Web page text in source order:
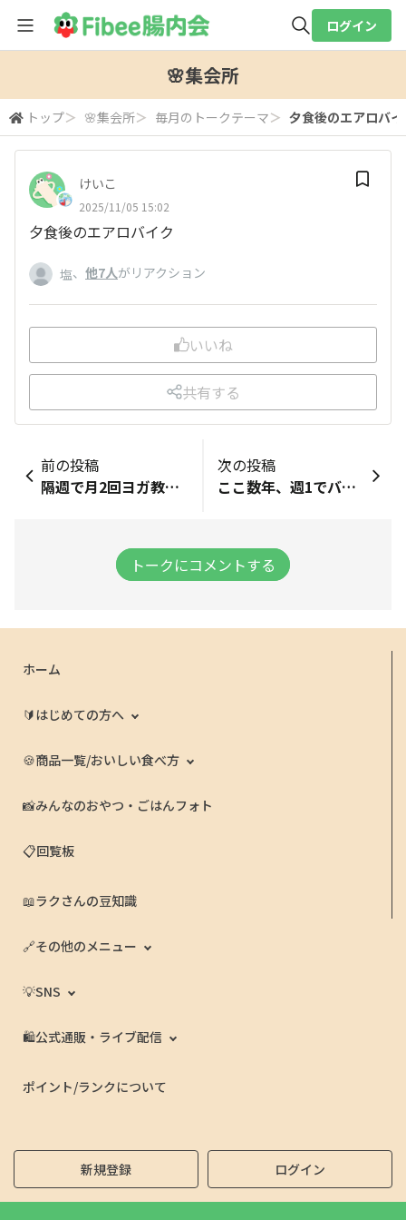
検索
ログイン
🌸集会所
トップ＞ 🌸集会所＞ 毎月のトークテーマ＞ 夕食後のエアロバ
けいこ
2025/11/05 15:02
夕食後のエアロバイク
塩、 他7人がリアクション
いいね
共有する
前の投稿
隔週で月2回ヨガ教室に行ってます。家だとしないので 今週から隙間見つけて、富永愛さんの肩甲骨回しとウェスト回し始めました。 テレビのCMの間、少しの待ち時間でやってます。今年いっぱい頑張ります。 縄跳びも涼しくなったから仕事帰宅後始めたいと思って縄跳び玄関にセットしました。
次の投稿
ここ数年、週1でバスケをしています。 ちなみにミニバス（小学生）から始めていて、ブランクの時間を差し引きするとバスケ歴30年くらいかも🏀
トークにコメントする
ホーム
🔰はじめての方へ
🍪商品一覧/おいしい食べ方
📸みんなのおやつ・ごはんフォト
📋回覧板
📖ラクさんの豆知識
🔗その他のメニュー
💡SNS
🛍️公式通販・ライブ配信
ポイント/ランクについて
新規登録 ログイン